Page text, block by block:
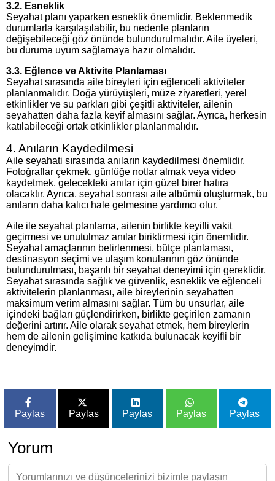
3.2. Esneklik
Seyahat planı yaparken esneklik önemlidir. Beklenmedik
durumlarla karşılaşılabilir, bu nedenle planların
değişebileceği göz önünde bulundurulmalıdır. Aile üyeleri,
bu duruma uyum sağlamaya hazır olmalıdır.
3.3. Eğlence ve Aktivite Planlaması
Seyahat sırasında aile bireyleri için eğlenceli aktiviteler
planlanmalıdır. Doğa yürüyüşleri, müze ziyaretleri, yerel
etkinlikler ve su parkları gibi çeşitli aktiviteler, ailenin
seyahatten daha fazla keyif almasını sağlar. Ayrıca, herkesin
katılabileceği ortak etkinlikler planlanmalıdır.
4. Anıların Kaydedilmesi
Aile seyahati sırasında anıların kaydedilmesi önemlidir.
Fotoğraflar çekmek, günlüğe notlar almak veya video
kaydetmek, gelecekteki anılar için güzel birer hatıra
olacaktır. Ayrıca, seyahat sonrası aile albümü oluşturmak, bu
anıların daha kalıcı hale gelmesine yardımcı olur.
Aile ile seyahat planlama, ailenin birlikte keyifli vakit
geçirmesi ve unutulmaz anılar biriktirmesi için önemlidir.
Seyahat amaçlarının belirlenmesi, bütçe planlaması,
destinasyon seçimi ve ulaşım konularının göz önünde
bulundurulması, başarılı bir seyahat deneyimi için gereklidir.
Seyahat sırasında sağlık ve güvenlik, esneklik ve eğlenceli
aktivitelerin planlanması, aile bireylerinin seyahatten
maksimum verim almasını sağlar. Tüm bu unsurlar, aile
içindeki bağları güçlendirirken, birlikte geçirilen zamanın
değerini artırır. Aile olarak seyahat etmek, hem bireylerin
hem de ailenin gelişimine katkıda bulunacak keyifli bir
deneyimdir.
Paylas Paylas Paylas Paylas Paylas
Yorum